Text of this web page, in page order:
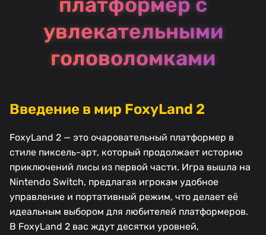
увлекательными
головоломками
Введение в мир FoxyLand 2
FoxyLand 2 — это очаровательный платформер в
стиле пиксель-арт, который продолжает историю
приключений лисы из первой части. Игра вышла на
Nintendo Switch, предлагая игрокам удобное
управление и портативный режим, что делает её
идеальным выбором для любителей платформеров.
В FoxyLand 2 вас ждут десятки уровней,